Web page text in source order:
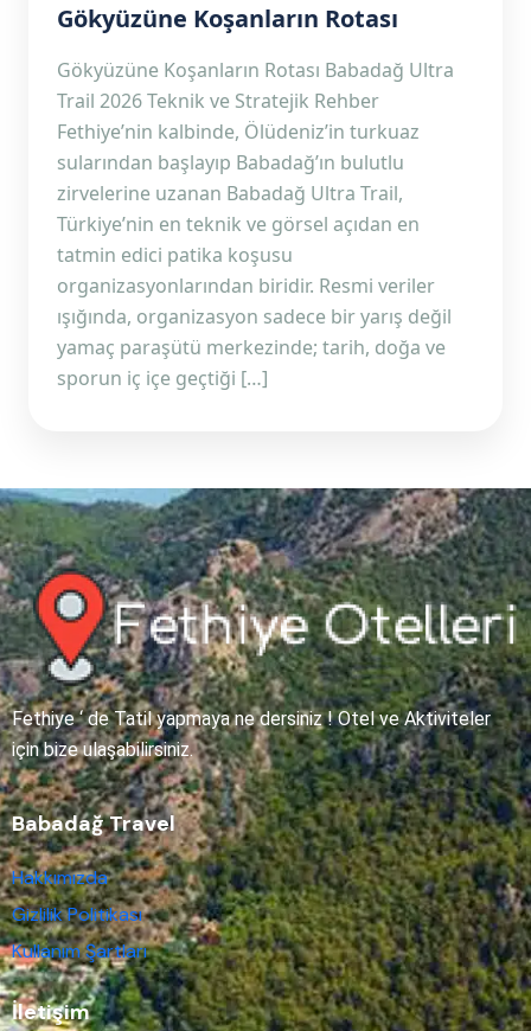
Gökyüzüne Koşanların Rotası
Gökyüzüne Koşanların Rotası Babadağ Ultra
Trail 2026 Teknik ve Stratejik Rehber
Fethiye’nin kalbinde, Ölüdeniz’in turkuaz
sularından başlayıp Babadağ’ın bulutlu
zirvelerine uzanan Babadağ Ultra Trail,
Türkiye’nin en teknik ve görsel açıdan en
tatmin edici patika koşusu
organizasyonlarından biridir. Resmi veriler
ışığında, organizasyon sadece bir yarış değil
yamaç paraşütü merkezinde; tarih, doğa ve
sporun iç içe geçtiği […]
Fethiye ‘ de Tatil yapmaya ne dersiniz ! Otel ve Aktiviteler
için bize ulaşabilirsiniz.
Babadağ Travel
Hakkımızda
Gizlilik Politikası
Kullanım Şartları
İletişim